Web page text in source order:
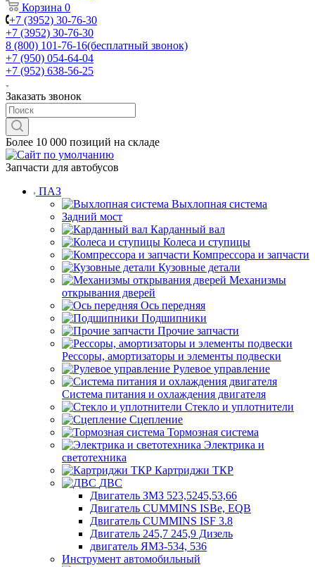
Корзина 0
+7 (3952) 30-76-30
+7 (3952) 30-76-30
8 (800) 101-76-16(бесплатный звонок)
+7 (950) 054-64-04
+7 (952) 638-56-25
Заказать звонок
Более 10 000 позиций на складе
Запчасти для автобусов
ПАЗ
Выхлопная система
Задний мост
Карданный вал
Колеса и ступицы
Компрессора и запчасти
Кузовные детали
Механизмы
открывания дверей
Ось передняя
Подшипники
Прочие запчасти
Рессоры, амортизаторы и элементы подвески
Рулевое управление
Система питания и охлаждения двигателя
Стекло и уплотнители
Сцепление
Тормозная система
Электрика и
светотехника
Картриджи ТКР
ДВС
Двигатель ЗМЗ 523,5245,53,66
Двигатель CUMMINS ISBe, EQB
Двигатель CUMMINS ISF 3.8
Двигатель 245,7 245,9 Дизель
двигатель ЯМЗ-534, 536
Инструмент автомобильный